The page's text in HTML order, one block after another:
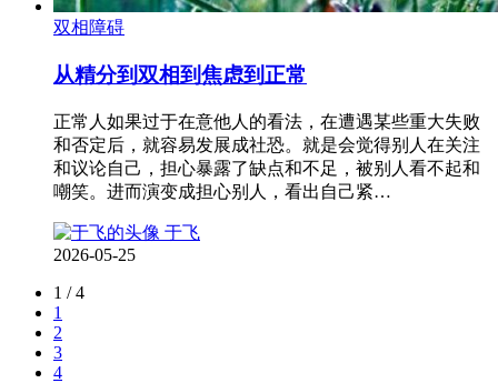
双相障碍
从精分到双相到焦虑到正常
正常人如果过于在意他人的看法，在遭遇某些重大失败
和否定后，就容易发展成社恐。就是会觉得别人在关注
和议论自己，担心暴露了缺点和不足，被别人看不起和
嘲笑。进而演变成担心别人，看出自己紧…
于飞
2026-05-25
1 / 4
1
2
3
4